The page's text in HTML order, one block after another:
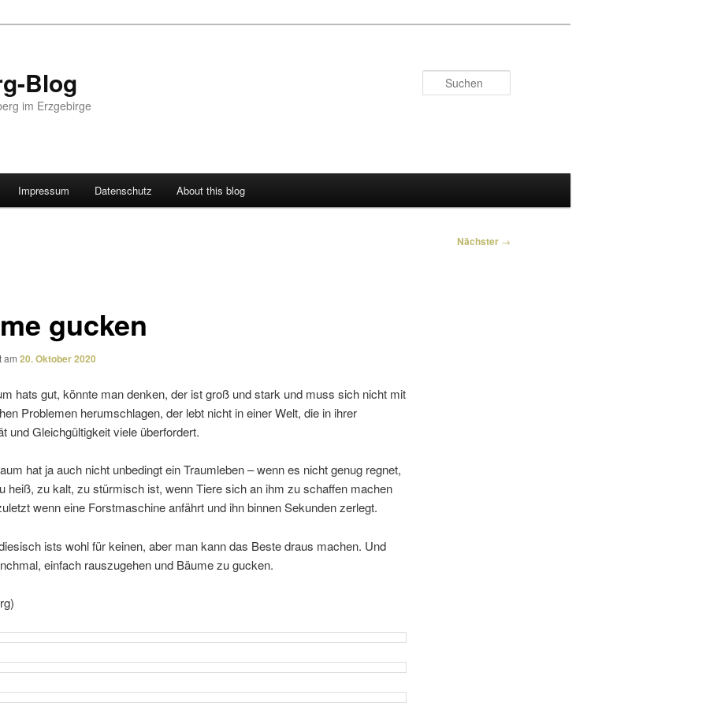
Blog
im Erzgebirge
Impressum Datenschutz About this blog
Nächster →
gucken
am 20. Oktober 2020
hats gut, könnte man denken, der ist groß und stark und muss sich nicht mit
Problemen herum­schlagen, der lebt nicht in einer Welt, die in ihrer
und Gleichgültigkeit viele überfordert.
hat ja auch nicht unbe­dingt ein Traumleben – wenn es nicht genug regnet,
heiß, zu kalt, zu stür­misch ist, wenn Tiere sich an ihm zu schaffen machen
wenn eine Forstmaschine anfährt und ihn binnen Sekunden zerlegt.
ists wohl für keinen, aber man kann das Beste draus machen. Und
einfach raus­zu­gehen und Bäume zu gucken.